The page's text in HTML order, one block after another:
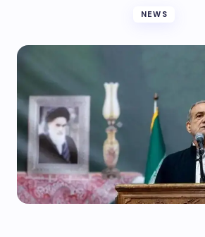
NEWS